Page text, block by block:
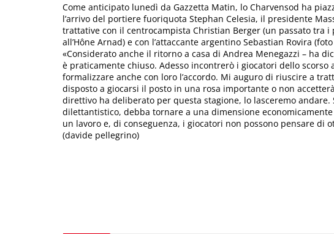
Come anticipato lunedì da Gazzetta Matin, lo Charvensod ha
l’arrivo del portiere fuoriquota Stephan Celesia, il presidente
trattative con il centrocampista Christian Berger (un passato tra
all’Hône Arnad) e con l’attaccante argentino Sebastian Rovira
«Considerato anche il ritorno a casa di Andrea Menegazzi – ha
è praticamente chiuso. Adesso incontrerò i giocatori dello
formalizzare anche con loro l’accordo. Mi auguro di riuscire a
disposto a giocarsi il posto in una rosa importante o non
direttivo ha deliberato per questa stagione, lo lasceremo
dilettantistico, debba tornare a una dimensione
un lavoro e, di conseguenza, i giocatori non possono pensare di
(davide pellegrino)